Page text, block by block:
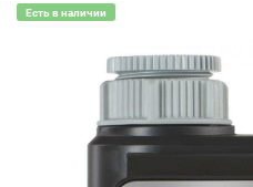
Есть в наличии